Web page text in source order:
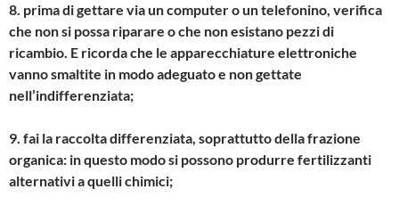
8. prima di gettare via un computer o un telefonino, verifica
che non si possa riparare o che non esistano pezzi di
ricambio. E ricorda che le apparecchiature elettroniche
vanno smaltite in modo adeguato e non gettate
nell’indifferenziata;
9. fai la raccolta differenziata, soprattutto della frazione
organica: in questo modo si possono produrre fertilizzanti
alternativi a quelli chimici;